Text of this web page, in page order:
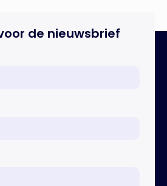
de nieuwsbrief